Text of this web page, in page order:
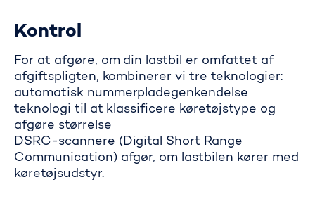
Kontrol
For at afgøre, om din lastbil er omfattet af
afgiftspligten, kombinerer vi tre teknologier:
automatisk nummerpladegenkendelse
teknologi til at klassificere køretøjstype og
afgøre størrelse
DSRC-scannere (Digital Short Range
Communication) afgør, om lastbilen kører med
køretøjsudstyr.